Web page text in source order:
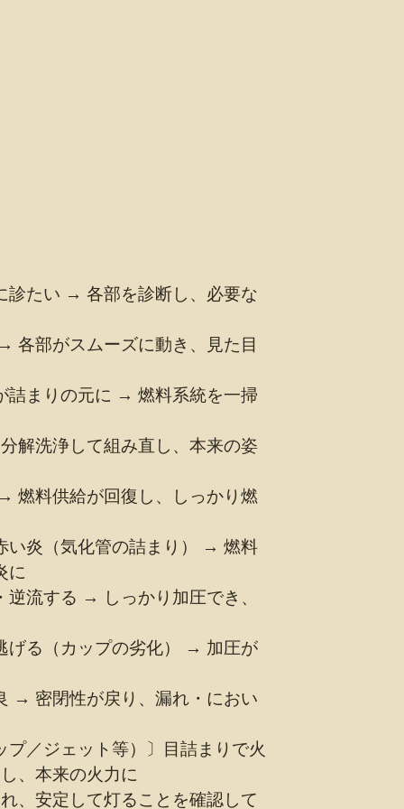
診たい → 各部を診断し、必要な
各部がスムーズに動き、見た目
詰まりの元に → 燃料系統を一掃
解洗浄して組み直し、本来の姿
燃料供給が回復し、しっかり燃
い炎（気化管の詰まり） → 燃料
に
流する → しっかり加圧でき、
げる（カップの劣化） → 加圧が
→ 密閉性が戻り、漏れ・におい
／ジェット等）〕目詰まりで火
、本来の火力に
、安定して灯ることを確認して